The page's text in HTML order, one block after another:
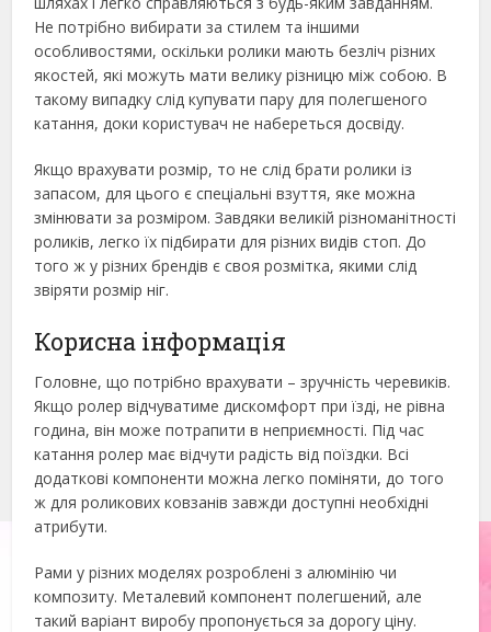
Не потрібно вибирати за стилем та іншими
особливостями, оскільки ролики мають безліч різних
якостей, які можуть мати велику різницю між собою. В
такому випадку слід купувати пару для полегшеного
катання, доки користувач не набереться досвіду.
Якщо врахувати розмір, то не слід брати ролики із
запасом, для цього є спеціальні взуття, яке можна
змінювати за розміром. Завдяки великій різноманітності
роликів, легко їх підбирати для різних видів стоп. До
того ж у різних брендів є своя розмітка, якими слід
звіряти розмір ніг.
Корисна інформація
Головне, що потрібно врахувати – зручність черевиків.
Якщо ролер відчуватиме дискомфорт при їзді, не рівна
година, він може потрапити в неприємності. Під час
катання ролер має відчути радість від поїздки. Всі
додаткові компоненти можна легко поміняти, до того
ж для роликових ковзанів завжди доступні необхідні
атрибути.
Рами у різних моделях розроблені з алюмінію чи
композиту. Металевий компонент полегшений, але
такий варіант виробу пропонується за дорогу ціну.